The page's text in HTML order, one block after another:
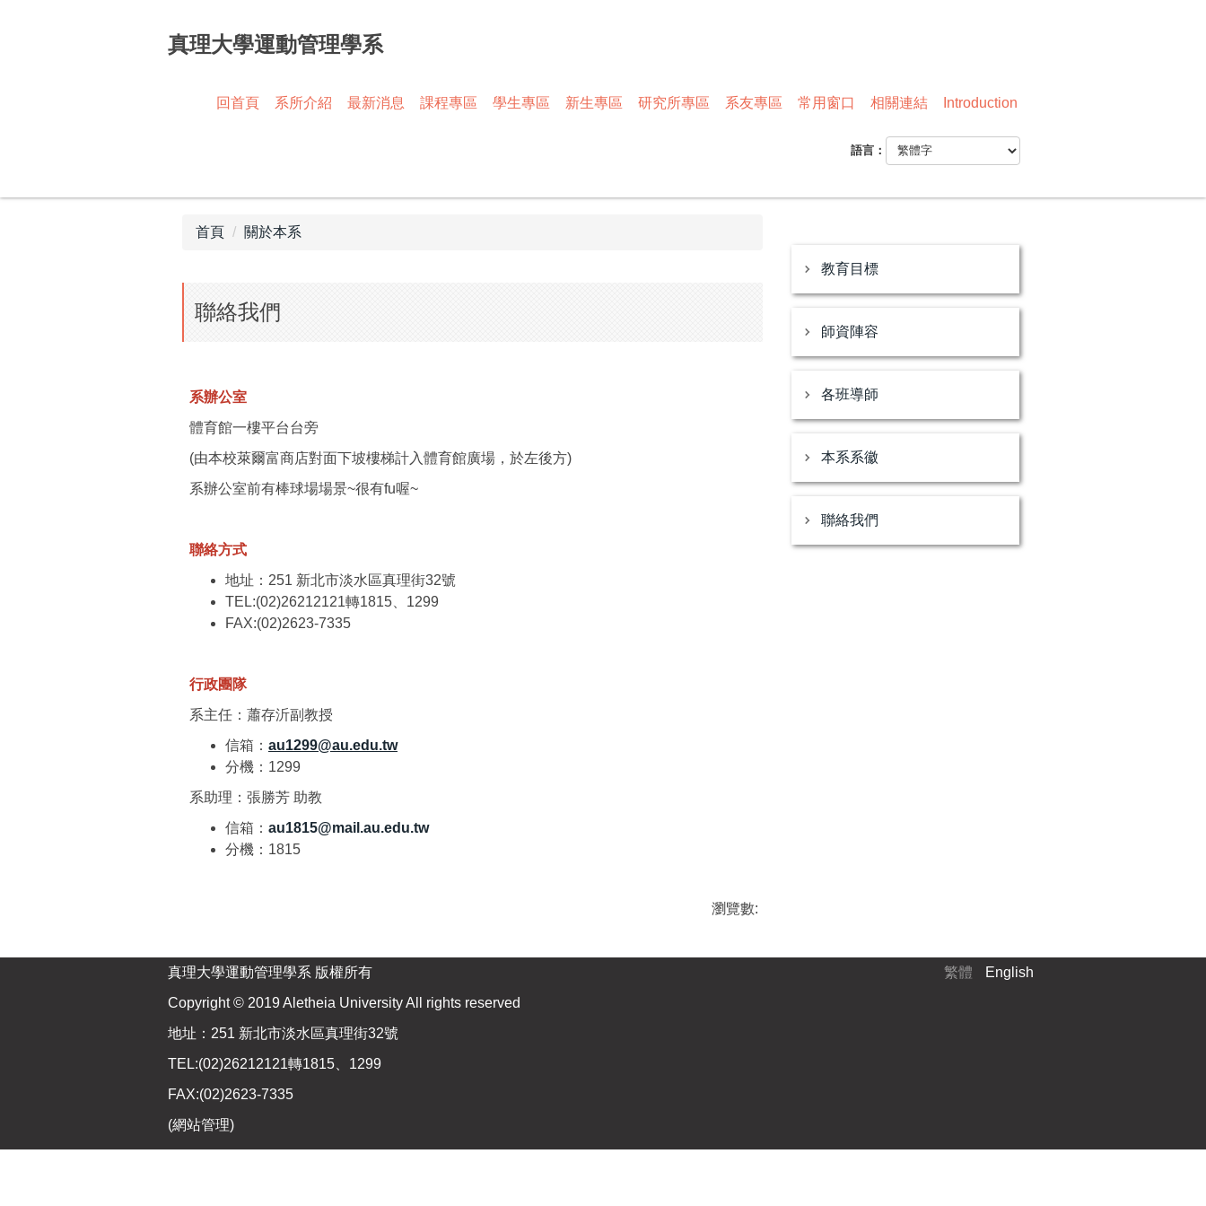
真理大學運動管理學系
回首頁 系所介紹 最新消息 課程專區 學生專區 新生專區 研究所專區 系友專區 常用窗口 相關連結 Introduction
語言：
首頁 關於本系
聯絡我們
系辦公室
體育館一樓平台台旁
(由本校萊爾富商店對面下坡樓梯計入體育館廣場，於左後方)
系辦公室前有棒球場場景~很有fu喔~
聯絡方式
地址：251 新北市淡水區真理街32號
TEL:(02)26212121轉1815、1299
FAX:(02)2623-7335
行政團隊
系主任：蕭存沂副教授
信箱： au1299@au.edu.tw
分機：1299
系助理：張勝芳 助教
信箱： au1815@mail.au.edu.tw
分機：1815
瀏覽數:
教育目標
師資陣容
各班導師
本系系徽
聯絡我們
繁體 English
真理大學運動管理學系 版權所有
Copyright © 2019 Aletheia University All rights reserved
地址：251 新北市淡水區真理街32號
TEL:(02)26212121轉1815、1299
FAX:(02)2623-7335
(網站管理)